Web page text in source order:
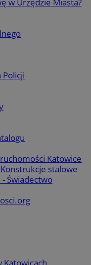
Katowice
stalowe
Świadectwo